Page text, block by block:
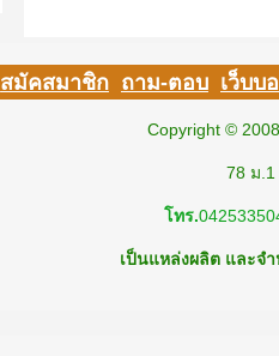
สมัคสมาชิก ถาม-ตอบ เว็บบ
Copyright ©
78 ม
โทร.
เป็นแหล่งผลิต และจ